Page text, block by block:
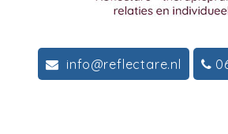
info@reflectare.nl